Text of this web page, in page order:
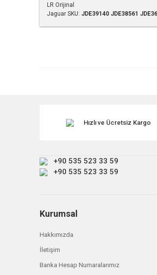
LR Orijinal
Jaguar SKU: JDE39140 JDE38561
Bu ürüne benzer farklı alternatifler
Hızlı ve Ücretsiz Kargo
+90 535 523 33 59
+90 535 523 33 59
Kurumsal
Hakkımızda
İletişim
Banka Hesap Numaralarımız